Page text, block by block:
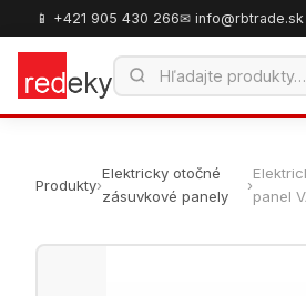
📱 +421 905 430 266✉ info@rbtrade.sk
Produkty›
Elektricky otočné
zásuvkové panely
›
panel